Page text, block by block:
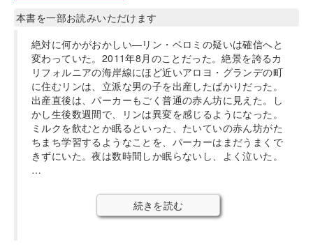
本書を一部お読みいただけます
絶対に何かがおかしい―リン・ベロミの疑いは確信へと
変わっていた。2011年8月のことだった。絶景を誇るカ
リフォルニアの海岸線にほど近いアロヨ・グランデの町
に住むリンは、立派な男の子を出産したばかりだった。
出産直後は、パーカーもごく普通の赤ん坊に見えた。し
かし生後数週間で、リンは異変を感じるようになった。
ミルクを飲むとか眠るといった、たいていの赤ん坊がた
ちまち学習するようなことを、パーカーはまだうまくで
きずにいた。夜は数時間しか眠らないし、よく泣いた。
…
続きを読む